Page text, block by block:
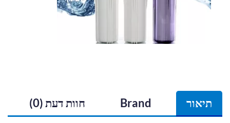
תיאור Brand חוות דעת (0)